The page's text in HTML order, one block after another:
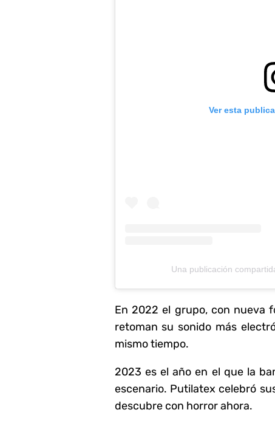
Ver esta
Una publicación
En 2022 el grupo, con nueva
retoman su sonido más
mismo tiempo.
2023 es el año en el que la
escenario. Putilatex celebró
descubre con horror ahora.